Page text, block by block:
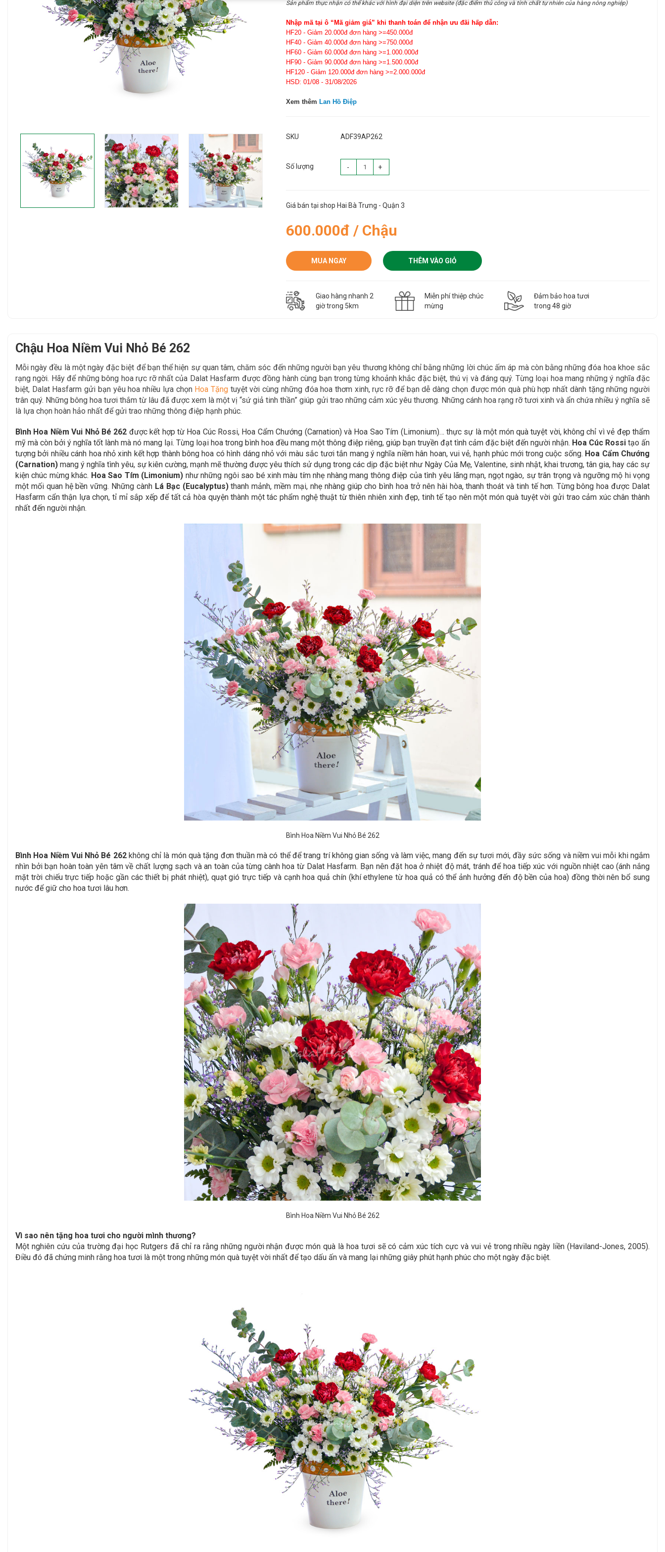
Sản phẩm thực nhận có thể khác với hình đại diện trên website (đặc điểm thủ công và tính chất tự nhiên của hàng nông nghiệp)
Nhập mã tại ô “Mã giảm giá” khi thanh toán để nhận ưu đãi hấp dẫn:
HF20 - Giảm 20.000đ đơn hàng >=450.000đ
HF40 - Giảm 40.000đ đơn hàng >=750.000đ
HF60 - Giảm 60.000đ đơn hàng >=1.000.000đ
HF90 - Giảm 90.000đ đơn hàng >=1.500.000đ
HF120 - Giảm 120.000đ đơn hàng >=2.000.000đ
HSD: 01/08 - 31/08/2026
Xem thêm Lan Hồ Điệp
SKU ADF39AP262
Số lượng - +
Giá bán tại shop Hai Bà Trưng - Quận 3
600.000đ / Chậu
MUA NGAY THÊM VÀO GIỎ
Giao hàng nhanh 2
giờ trong 5km
Miễn phí thiệp chúc
mừng
Đảm bảo hoa tươi
trong 48 giờ
Chậu Hoa Niềm Vui Nhỏ Bé 262
Mỗi ngày đều là một ngày đặc biệt để bạn thể hiện sự quan tâm, chăm sóc đến những người bạn yêu thương không chỉ bằng những lời chúc ấm áp mà còn bằng những đóa hoa khoe sắc
rạng ngời. Hãy đểnhững bông hoa rực rỡ nhất của Dalat Hasfarm được đồng hành cùng bạn trongtừng khoảnh khắc đặc biệt, thú vị và đáng quý. Từng loại hoa mang những ý nghĩa đặc
biệt, Dalat Hasfarm gửi bạn yêu hoa nhiều lựa chọn Hoa Tặngtuyệt vời cùng những đóa hoa thơm xinh, rực rỡ để bạn dễ dàng chọn được món quà phù hợp nhất dành tặng những người
trân quý. Những bông hoa tươi thắm từ lâu đã được xem là một vị “sứ giả tinh thần” giúp gửi trao những cảm xúc yêu thương. Những cánh hoa rạng rỡ tươi xinh và ẩn chứa nhiều ý nghĩa sẽ
là lựa chọn hoàn hảo nhất để gửi trao những thông điệp hạnh phúc.
Bình Hoa Niềm Vui Nhỏ Bé 262 được kết hợp từ Hoa Cúc Rossi, Hoa Cẩm Chướng (Carnation) và Hoa Sao Tím (Limonium)… thực sự là một món quà tuyệt vời, không chỉ vì vẻ đẹp thẩm
mỹ mà còn bởi ý nghĩa tốt lành mà nó mang lại. Từng loại hoa trong bình hoa đều mang một thông điệp riêng, giúp bạn truyền đạt tình cảm đặc biệt đến người nhận. Hoa Cúc Rossi tạo ấn
tượng bởi nhiều cánh hoa nhỏ xinh kết hợp thành bông hoa có hình dáng nhỏ với màu sắc tươi tắn mang ý nghĩa niềm hân hoan, vui vẻ, hạnh phúc mới trong cuộc sống. Hoa Cẩm Chướng
(Carnation) mang ý nghĩa tình yêu, sự kiên cường, mạnh mẽ thường được yêu thích sử dụng trong các dịp đặc biệt như Ngày Của Mẹ, Valentine, sinh nhật, khai trương, tân gia, hay các sự
kiện chúc mừng khác. Hoa Sao Tím (Limonium) như những ngôi sao bé xinh màu tím nhẹ nhàng mang thông điệp của tình yêu lãng mạn, ngọt ngào, sự trân trọng và ngưỡng mộ hi vọng
một mối quan hệ bền vững. Những cành Lá Bạc (Eucalyptus)thanh mảnh, mềm mại, nhẹ nhàng giúp cho bình hoa trở nên hài hòa, thanh thoát và tinh tế hơn. Từng bông hoa được Dalat
Hasfarm cẩn thận lựa chọn, tỉ mỉ sắp xếp để tất cả hòa quyện thành một tác phẩm nghệ thuật từ thiên nhiên xinh đẹp, tinh tế tạo nên một món quà tuyệt vời gửi trao cảm xúc chân thành
nhất đến người nhận.
Bình Hoa Niềm Vui Nhỏ Bé 262
Bình Hoa Niềm Vui Nhỏ Bé 262không chỉ là món quà tặng đơn thuần mà có thể để trang trí không gian sống và làm việc, mang đến sự tươi mới, đầy sức sống và niềm vui mỗi khi ngắm
nhìn bởi bạn hoàn toàn yên tâm về chất lượng sạch và an toàn của từng cành hoa từ Dalat Hasfarm. Bạn nên đặt hoa ở nhiệt độ mát, tránh để hoa tiếp xúc với nguồn nhiệt cao (ánh nắng
mặt trời chiếu trực tiếp hoặc gần các thiết bị phát nhiệt), quạt gió trực tiếp và cạnh hoa quả chín (khí ethylene từ hoa quả có thể ảnh hưởng đến độ bền của hoa) đồng thời nên bổ sung
nước để giữ cho hoa tươi lâu hơn.
Bình Hoa Niềm Vui Nhỏ Bé 262
Vì sao nên tặng hoa tươi cho người mình thương?
Một nghiên cứu của trường đại học Rutgers đã chỉ ra rằng những người nhận được món quà là hoa tươi sẽ có cảm xúc tích cực và vui vẻ trong nhiều ngày liền (Haviland-Jones, 2005).
Điều đó đã chứng minh rằng hoa tươi là một trong những món quà tuyệt vời nhất để tạo dấu ấn và mang lại những giây phút hạnh phúc cho một ngày đặc biệt.